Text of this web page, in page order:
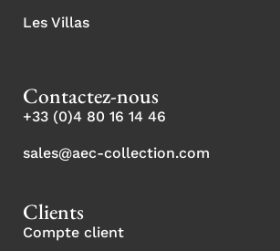
Les Villas
Contactez-nous
+33 (0)4 80 16 14 46
sales@aec-collection.com
Clients
Compte client